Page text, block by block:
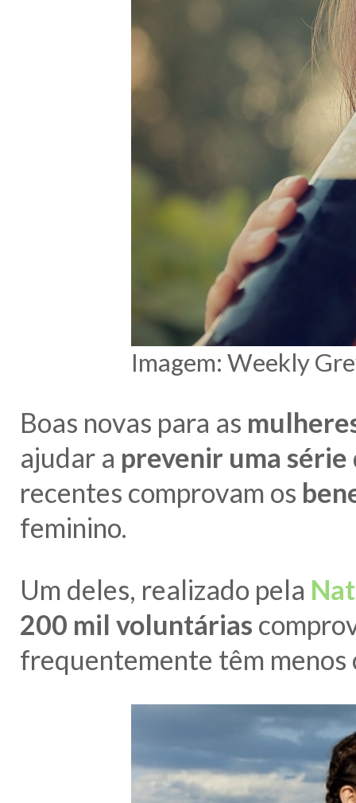
Imagem: Weekly
Boas novas para as
ajudar a prevenir uma
recentes comprovam os
feminino.
Um deles, realizado pela
200 mil voluntárias
frequentemente têm